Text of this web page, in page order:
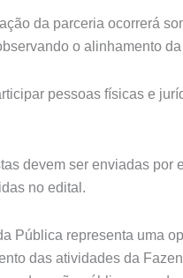
da parceria ocorrerá
o alinhamento
pessoas físicas e
devem ser enviadas por
no edital.
Pública representa uma
das atividades da